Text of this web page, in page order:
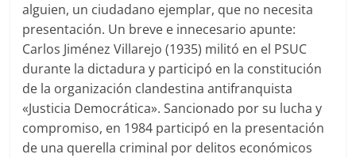
alguien, un ciudadano ejemplar, que no necesita
presentación. Un breve e innecesario apunte:
Carlos Jiménez Villarejo (1935) militó en el PSUC
durante la dictadura y participó en la constitución
de la organización clandestina antifranquista
«Justicia Democrática». Sancionado por su lucha y
compromiso, en 1984 participó en la presentación
de una querella criminal por delitos económicos